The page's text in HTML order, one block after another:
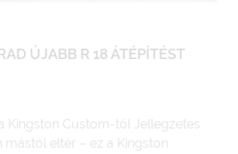
ÚJABB R 18 ÁTÉPÍTÉST
a Kingston Custom-tól Jellegzetes
mástól eltér – ez a Kingston